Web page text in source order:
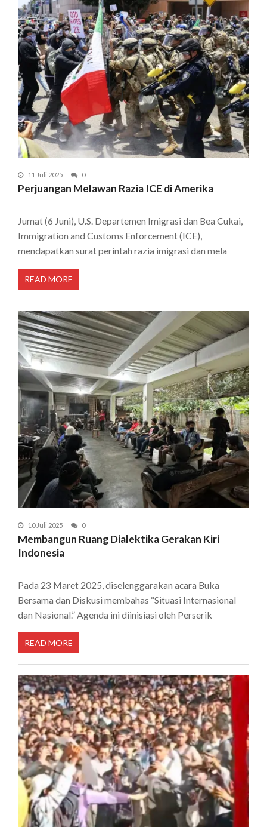
11 Juli 2025 0
Perjuangan Melawan Razia ICE di Amerika
Jumat (6 Juni), U.S. Departemen Imigrasi dan Bea Cukai,
Immigration and Customs Enforcement (ICE),
mendapatkan surat perintah razia imigrasi dan mela
READ MORE
10 Juli 2025 0
Membangun Ruang Dialektika Gerakan Kiri
Indonesia
Pada 23 Maret 2025, diselenggarakan acara Buka
Bersama dan Diskusi membahas “Situasi Internasional
dan Nasional.” Agenda ini diinisiasi oleh Perserik
READ MORE